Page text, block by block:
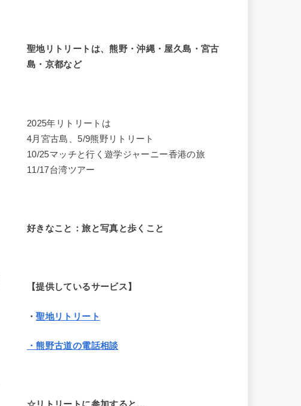
聖地リトリートは、熊野・沖縄・屋久島・宮古
島・京都など
2025年リトリートは
4月宮古島、5/9熊野リトリート
10/25マッチと行く遊学ジャーニー香港の旅
11/17台湾ツアー
好きなこと：旅と写真と歩くこと
【提供しているサービス】
・聖地リトリート
・熊野古道の電話相談